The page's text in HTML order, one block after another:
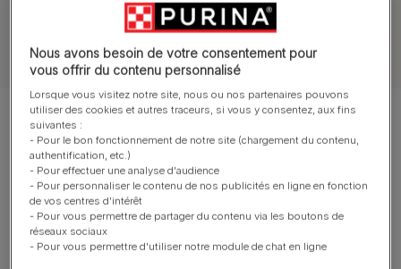
Tous nos articles sur les chiens
Montrer 12 sur 48 articles
Les articles les plus consultés
Nous avons besoin de votre consentement pour
vous offrir du contenu personnalisé
Lorsque vous visitez notre site, nous ou nos partenaires pouvons
utiliser des cookies et autres traceurs, si vous y consentez, aux fins
suivantes :
- Pour le bon fonctionnement de notre site (chargement du contenu,
authentification, etc.)
- Pour effectuer une analyse d'audience
- Pour personnaliser le contenu de nos publicités en ligne en fonction
de vos centres d'intérêt
- Pour vous permettre de partager du contenu via les boutons de
réseaux sociaux
- Pour vous permettre d'utiliser notre module de chat en ligne